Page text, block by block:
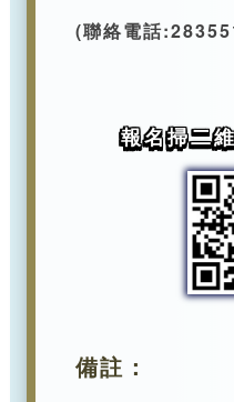
(聯絡電話
報名掃二
備註：